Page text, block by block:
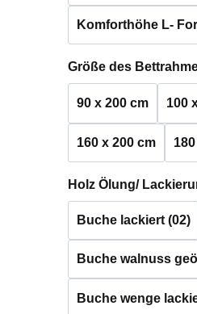
Komforthöhe L-
Größe des
90 x 200 cm 100
160 x 200 cm
Holz Ölung/
Buche lackiert (02)
Buche walnuss
Buche wenge